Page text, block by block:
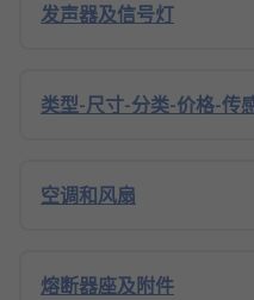
发声器及信号灯
类型-尺寸-分类-价格-传
空调和风扇
熔断器座及附件